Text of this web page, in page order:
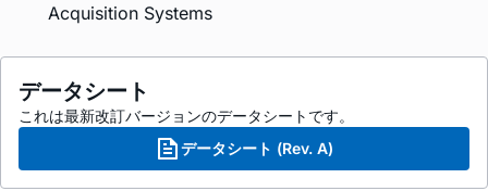
Acquisition Systems
データシート
これは最新改訂バージョンのデータシートです。
データシート (Rev. A)